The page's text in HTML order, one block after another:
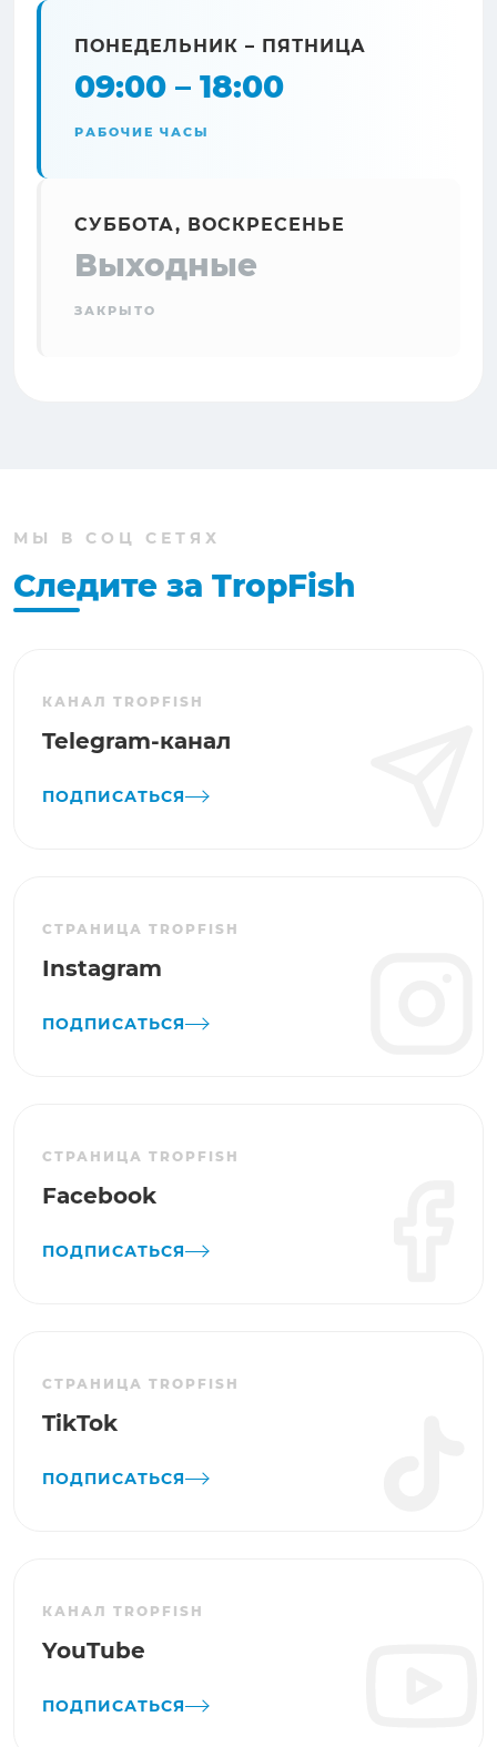
ПОНЕДЕЛЬНИК – ПЯТНИЦА
09:00 – 18:00
РАБОЧИЕ ЧАСЫ
СУББОТА, ВОСКРЕСЕНЬЕ
Выходные
ЗАКРЫТО
МЫ В СОЦ СЕТЯХ
Следите за TropFish
КАНАЛ TROPFISH
Telegram-канал
ПОДПИСАТЬСЯ
СТРАНИЦА TROPFISH
Instagram
ПОДПИСАТЬСЯ
СТРАНИЦА TROPFISH
Facebook
ПОДПИСАТЬСЯ
СТРАНИЦА TROPFISH
TikTok
ПОДПИСАТЬСЯ
КАНАЛ TROPFISH
YouTube
ПОДПИСАТЬСЯ